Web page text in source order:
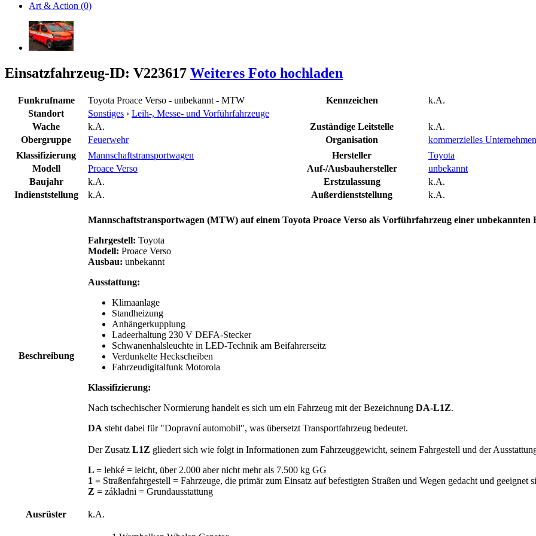
Art & Action (0)
Einsatzfahrzeug-ID: V223617 Weiteres Foto hochladen
Funkrufname Toyota Proace Verso - unbekannt - MTW Kennzeichen
k.A.
Standort
Sonstiges › Leih-, Messe- und Vorführfahrzeuge
Wache
k.A. Zuständige Leitstelle
k.A.
Obergruppe
Feuerwehr Organisation
kommerzielles Unternehmen
Klassifizierung
Mannschaftstransportwagen Hersteller
Toyota
Modell
Proace Verso Auf-/Ausbauhersteller
unbekannt
Baujahr
k.A. Erstzulassung
k.A.
Indienststellung
k.A. Außerdienststellung k.A.
Beschreibung
Mannschaftstransportwagen (MTW) auf einem Toyota Proace Verso als Vorführfahrzeug einer unbekannten
Fahrgestell: Toyota
Modell: Proace Verso
Ausbau: unbekannt
Ausstattung:
Klimaanlage
Standheizung
Anhängerkupplung
Ladeerhaltung 230 V DEFA-Stecker
Schwanenhalsleuchte in LED-Technik am Beifahrerseitz
Verdunkelte Heckscheiben
Fahrzeudigitalfunk Motorola
Klassifizierung:
Nach tschechischer Normierung handelt es sich um ein Fahrzeug mit der Bezeichnung DA-L1Z.
DA steht dabei für "Dopravní automobil", was übersetzt Transportfahrzeug bedeutet.
Der Zusatz L1Z gliedert sich wie folgt in Informationen zum Fahrzeuggewicht, seinem Fahrgestell und der
L = lehké = leicht, über 2.000 aber nicht mehr als 7.500 kg GG
1 = Straßenfahrgestell = Fahrzeuge, die primär zum Einsatz auf befestigten Straßen und Wegen gedacht und geeignet
Z = základni = Grundausstattung
Ausrüster k.A.